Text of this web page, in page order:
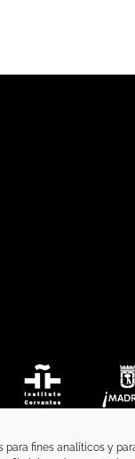
para fines analíticos y